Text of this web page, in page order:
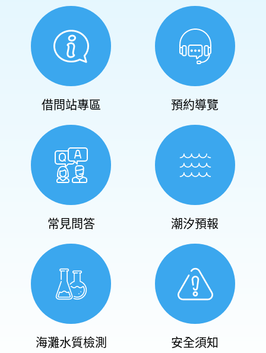
借問站專區 預約導覽
常見問答 潮汐預報
海灘水質檢測 安全須知